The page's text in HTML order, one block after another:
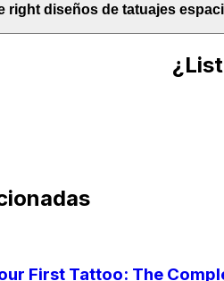
right diseños de tatuajes
First Tattoo: The